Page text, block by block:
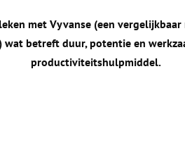
met Vyvanse (een
betreft duur, potentie en
productiviteitshulpmiddel.